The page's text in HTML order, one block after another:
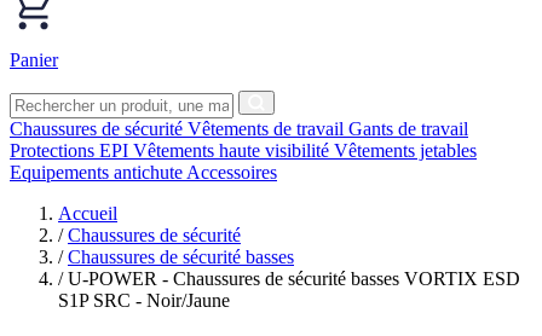
Panier
Chaussures de sécurité Vêtements de travail Gants de travail
Protections EPI Vêtements haute visibilité Vêtements jetables
Equipements antichute Accessoires
Accueil
/ Chaussures de sécurité
/ Chaussures de sécurité basses
/ U-POWER - Chaussures de sécurité basses VORTIX ESD
S1P SRC - Noir/Jaune